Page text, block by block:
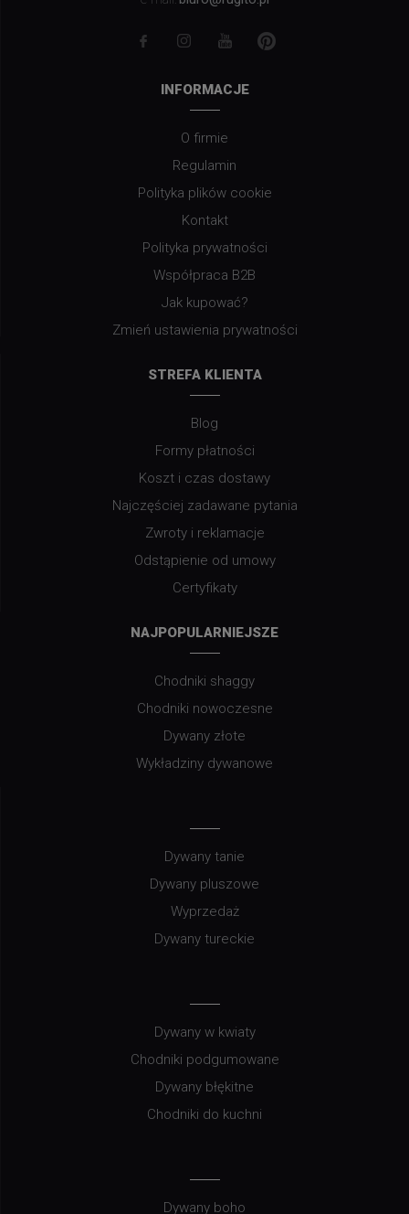
INFORMACJE
O firmie
Regulamin
Polityka plików cookie
Kontakt
Polityka prywatności
Współpraca B2B
Jak kupować?
Zmień ustawienia prywatności
STREFA KLIENTA
Blog
Formy płatności
Koszt i czas dostawy
Najczęściej zadawane pytania
Zwroty i reklamacje
Odstąpienie od umowy
Certyfikaty
NAJPOPULARNIEJSZE
Chodniki shaggy
Chodniki nowoczesne
Dywany złote
Wykładziny dywanowe
Dywany tanie
Dywany pluszowe
Wyprzedaż
Dywany tureckie
Dywany w kwiaty
Chodniki podgumowane
Dywany błękitne
Chodniki do kuchni
Dywany boho